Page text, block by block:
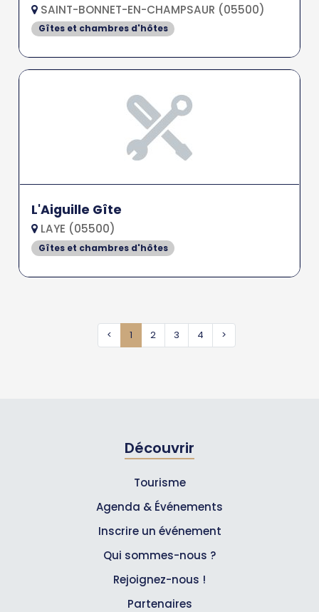
SAINT-BONNET-EN-CHAMPSAUR (05500)
Gîtes et chambres d'hôtes
L'Aiguille Gîte
LAYE (05500)
Gîtes et chambres d'hôtes
< 1 2 3 4 >
Découvrir
Tourisme
Agenda & Événements
Inscrire un événement
Qui sommes-nous ?
Rejoignez-nous !
Partenaires